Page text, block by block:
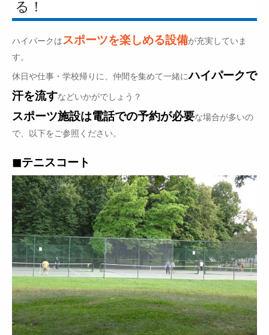
る！
ハイパークはスポーツを楽しめる設備が充実していま
す。
休日や仕事・学校帰りに、仲間を集めて一緒にハイパークで
汗を流すなどいかがでしょう？
スポーツ施設は電話での予約が必要な場合が多いの
で、以下をご参照ください。
◼︎テニスコート